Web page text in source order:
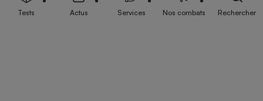
Tests Actus Services Nos combats Rechercher